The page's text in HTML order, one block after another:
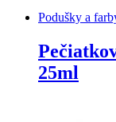
Podušky a
25ml